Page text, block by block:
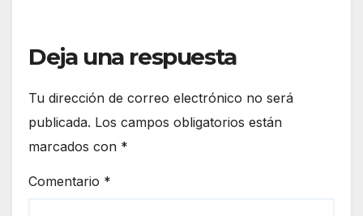
Deja una respuesta
Tu dirección de correo electrónico no será
publicada. Los campos obligatorios están
marcados con *
Comentario *